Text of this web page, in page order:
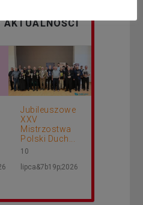
AKTUALNOŚCI
Jubileuszowe
XXV
Mistrzostwa
Polski Duch...
10
lipca&7b19p;2026